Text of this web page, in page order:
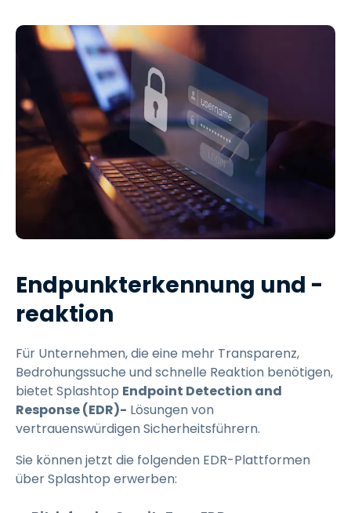
Endpunkterkennung und -
reaktion
Für Unternehmen, die eine mehr Transparenz,
Bedrohungssuche und schnelle Reaktion benötigen,
bietet Splashtop Endpoint Detection and
Response (EDR)- Lösungen von
vertrauenswürdigen Sicherheitsführern.
Sie können jetzt die folgenden EDR-Plattformen
über Splashtop erwerben: